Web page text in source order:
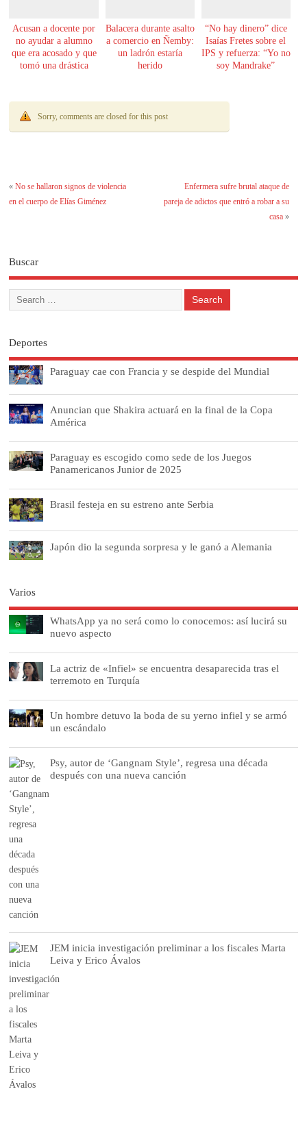
Acusan a docente por
no ayudar a alumno
que era acosado y que
tomó una drástica
Balacera durante asalto
a comercio en Ñemby:
un ladrón estaría
herido
“No hay dinero” dice
Isaías Fretes sobre el
IPS y refuerza: “Yo no
soy Mandrake”
Sorry, comments are closed for this post
«No se hallaron signos de violencia
en el cuerpo de Elías Giménez
Enfermera sufre brutal ataque de
pareja de adictos que entró a robar a su
casa»
Buscar
Deportes
Paraguay cae con Francia y se despide del Mundial
Anuncian que Shakira actuará en la final de la Copa
América
Paraguay es escogido como sede de los Juegos
Panamericanos Junior de 2025
Brasil festeja en su estreno ante Serbia
Japón dio la segunda sorpresa y le ganó a Alemania
Varios
WhatsApp ya no será como lo conocemos: así lucirá su
nuevo aspecto
La actriz de «Infiel» se encuentra desaparecida tras el
terremoto en Turquía
Un hombre detuvo la boda de su yerno infiel y se armó
un escándalo
Psy, autor de ‘Gangnam Style’, regresa una década
después con una nueva canción
JEM inicia investigación preliminar a los fiscales Marta
Leiva y Erico Ávalos